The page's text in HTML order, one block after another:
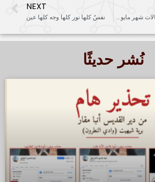
مجلة مرقس – مقالات شهر مايو 2022
NEXT
نفسٌ كلها نور كلها وجه كلها عين
نُشر حديثًا